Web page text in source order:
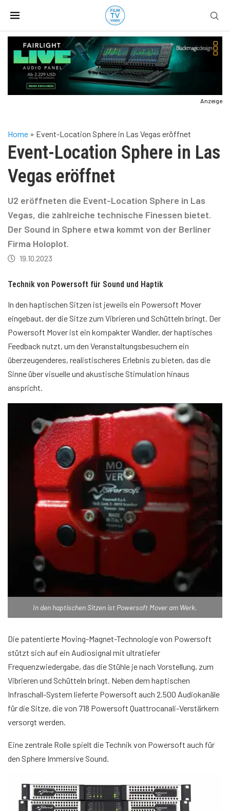
Anzeige
Home » Event-Location Sphere in Las Vegas eröffnet
Event-Location Sphere in Las
Vegas eröffnet
U2 eröffneten die Event-Location Sphere in Las
Vegas, die zahlreiche technische Finessen bietet.
Der Sound in Sphere etwa kommt von der Berliner
Firma Holoplot.
19.10.2023
Technik von Powersoft für Sound und Haptik
In den haptischen Sitzen ist jeweils ein Powersoft Mover
eingebaut, der die Sitze zum Vibrieren und Schütteln bringt. Der
Powersoft Mover ist ein kompakter Wandler, der haptisches
Feedback nutzt, um den Veranstaltungsbesuchern ein
überzeugenderes, realistischeres Erlebnis zu bieten, das die
Sinne über visuelle und akustische Stimulation hinaus
anspricht.
In den haptischen Sitzen ist Powersoft Mover am Werk.
Die patentierte Moving-Magnet-Technologie von Powersoft
stützt sich auf ein Audiosignal mit ultratiefer
Frequenzwiedergabe, das die Stühle je nach Vorstellung, zum
Vibrieren und Schütteln bringt. Neben dem haptischen
Infraschall-System lieferte Powersoft auch 2.500 Audiokanäle
für die Sitze, die von 718 Powersoft Quattrocanali-Verstärkern
versorgt werden.
Eine zentrale Rolle spielt die Technik von Powersoft auch für
den Sphere Immersive Sound.